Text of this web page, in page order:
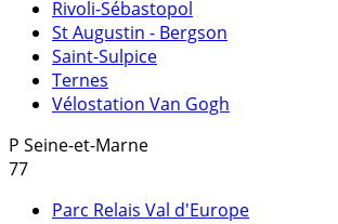
Rivoli-Sébastopol
St Augustin - Bergson
Saint-Sulpice
Ternes
Vélostation Van Gogh
P Seine-et-Marne
77
Parc Relais Val d'Europe